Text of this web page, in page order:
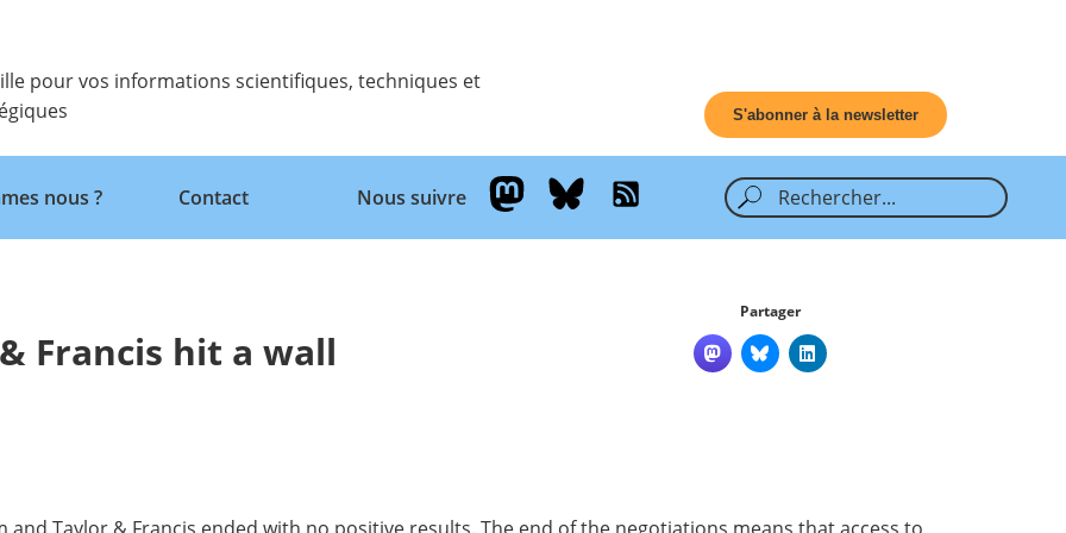
pour vos informations scientifiques, techniques et
S'abonner à la newsletter
Retour
nous ? Contact Nous suivre
Francis hit a wall
Partager